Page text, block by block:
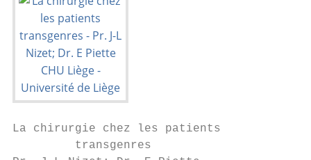
La chirurgie chez les patients
         transgenres